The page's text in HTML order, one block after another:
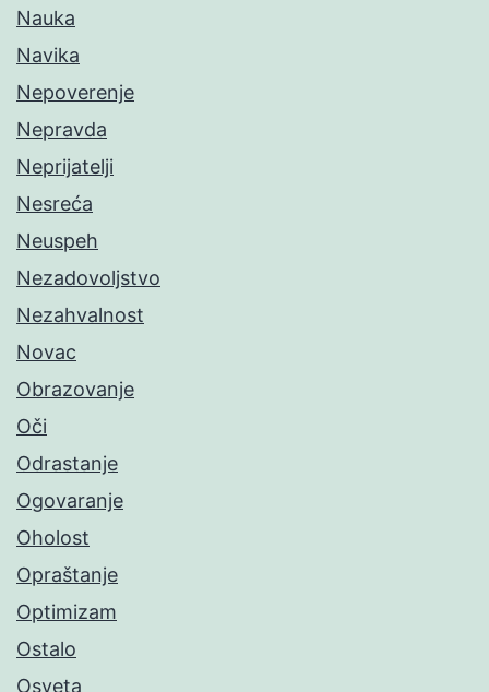
Nauka
Navika
Nepoverenje
Nepravda
Neprijatelji
Nesreća
Neuspeh
Nezadovoljstvo
Nezahvalnost
Novac
Obrazovanje
Oči
Odrastanje
Ogovaranje
Oholost
Opraštanje
Optimizam
Ostalo
Osveta